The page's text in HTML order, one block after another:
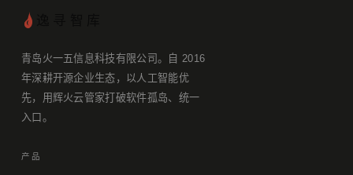
青岛火一五信息科技有限公司。自 2016
年深耕开源企业生态，以人工智能优
先，用辉火云管家打破软件孤岛、统一
入口。
产品